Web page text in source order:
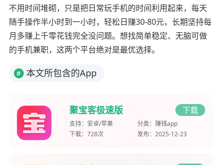
不用时间堆砌，只是把日常玩手机的时间利用起来，每天
随手操作半小时到一小时，轻松日赚30-80元，长期坚持每
月多赚上千零花钱完全没问题。想找简单稳定、无脑可做
的手机兼职，这两个平台绝对是最优选择。
# 本文所包含的App
聚宝客极速版 下载
支持： 安卓/苹果 分类： 赚钱app
下载： 728次 发布： 2025-12-23